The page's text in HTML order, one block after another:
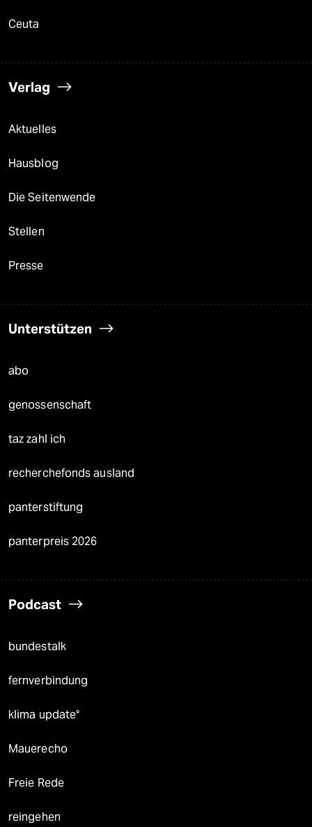
Ceuta
Verlag
Aktuelles
Hausblog
Die Seitenwende
Stellen
Presse
Unterstützen
abo
genossenschaft
taz zahl ich
recherchefonds ausland
panterstiftung
panterpreis 2026
Podcast
bundestalk
fernverbindung
klima update°
Mauerecho
Freie Rede
reingehen